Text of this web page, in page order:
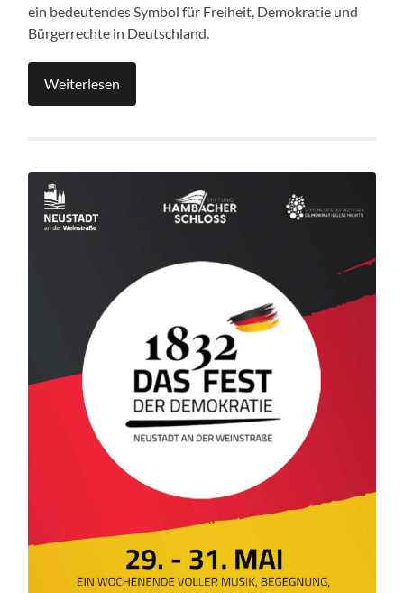
ein bedeutendes Symbol für Freiheit, Demokratie und
Bürgerrechte in Deutschland.
Weiterlesen